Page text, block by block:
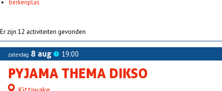
berkenplas
Er zijn 12 activiteiten gevonden
zaterdag 8 aug 19:00
PYJAMA THEMA DIKSO
Locatie